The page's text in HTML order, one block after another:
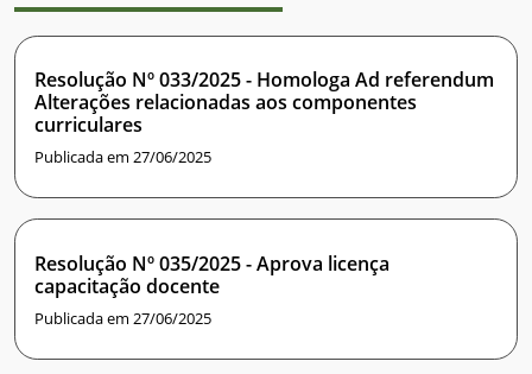
Resolução Nº 033/2025 - Homologa Ad referendum
Alterações relacionadas aos componentes
curriculares
Publicada em 27/06/2025
Resolução Nº 035/2025 - Aprova licença
capacitação docente
Publicada em 27/06/2025